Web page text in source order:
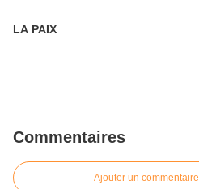
LA PAIX
Commentaires
Ajouter un commentaire